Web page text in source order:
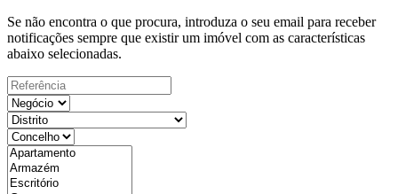
Se não encontra o que procura, introduza o seu email para receber
notificações sempre que existir um imóvel com as características
abaixo selecionadas.